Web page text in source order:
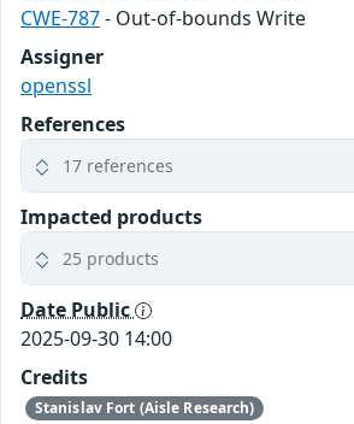
CWE-787- Out-of-bounds Write
Assigner
openssl
References
17 references
Impacted products
25 products
Date Public
2025-09-30 14:00
Credits
Stanislav Fort (Aisle Research)